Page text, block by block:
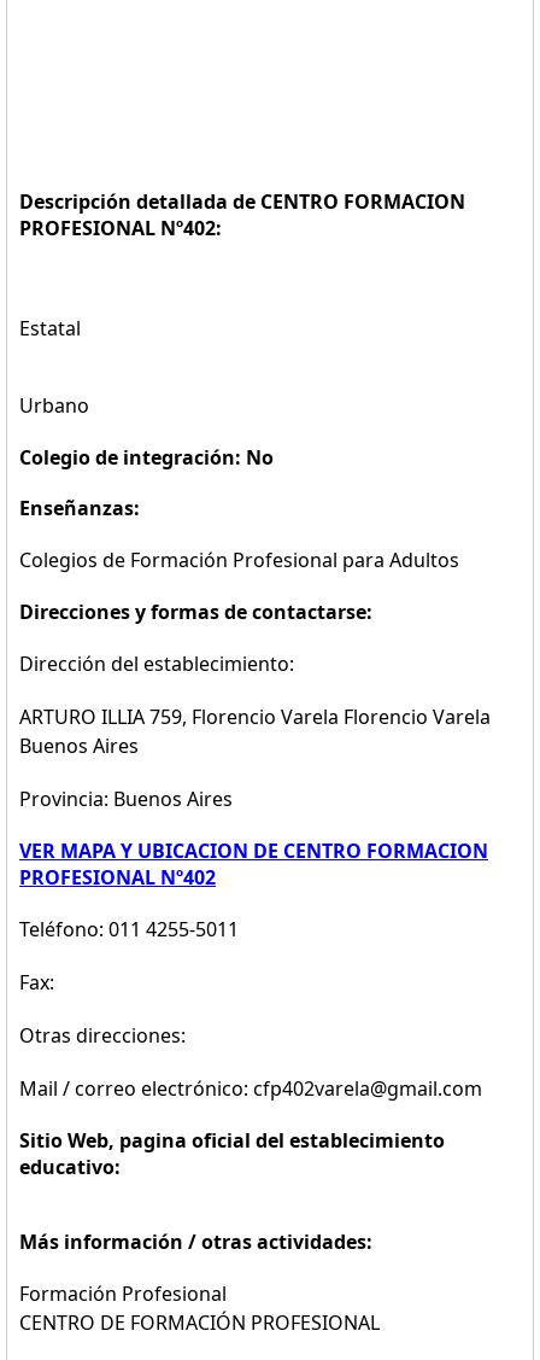
Descripción detallada de CENTRO FORMACION
PROFESIONAL Nº402:
Estatal
Urbano
Colegio de integración: No
Enseñanzas:
Colegios de Formación Profesional para Adultos
Direcciones y formas de contactarse:
Dirección del establecimiento:
ARTURO ILLIA 759, Florencio Varela Florencio Varela
Buenos Aires
Provincia: Buenos Aires
VER MAPA Y UBICACION DE CENTRO FORMACION
PROFESIONAL Nº402
Teléfono: 011 4255-5011
Fax:
Otras direcciones:
Mail / correo electrónico: cfp402varela@gmail.com
Sitio Web, pagina oficial del establecimiento
educativo:
Más información / otras actividades:
Formación Profesional
CENTRO DE FORMACIÓN PROFESIONAL